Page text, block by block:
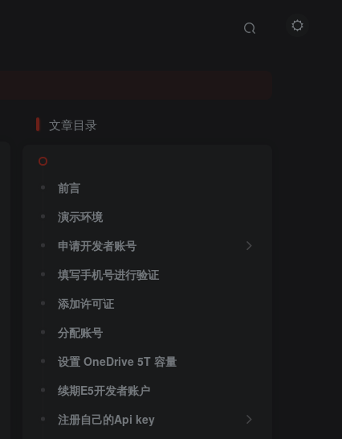
文章目录
前言
演示环境
申请开发者账号
填写手机号进行验证
添加许可证
分配账号
设置 OneDrive 5T 容量
续期E5开发者账户
注册自己的Api key